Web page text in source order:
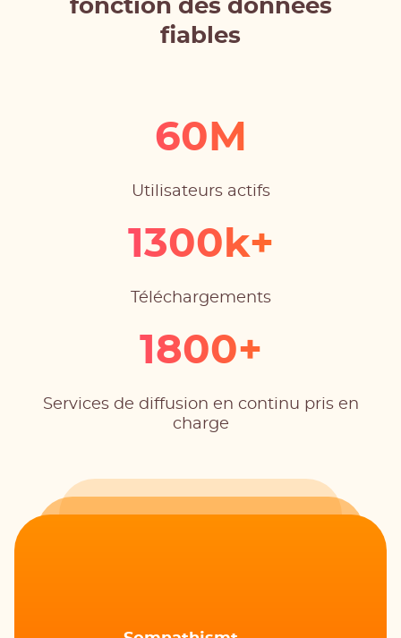
fonction des données
fiables
60M
Utilisateurs actifs
1300k+
Téléchargements
1800+
Services de diffusion en continu pris en
charge
czitdnsil